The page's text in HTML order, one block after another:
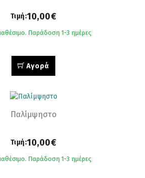
Τιμή:10,00€
Παράδοση 1-3 ημέρες
Αγορά
Παλίμψηστο
Τιμή:10,00€
Παράδοση 1-3 ημέρες